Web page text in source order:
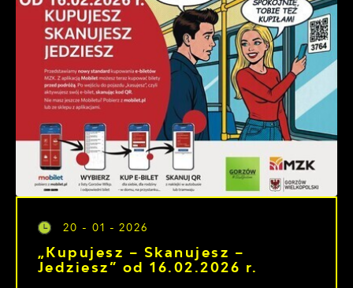
20 - 01 - 2026
„Kupujesz – Skanujesz –
Jedziesz” od 16.02.2026 r.